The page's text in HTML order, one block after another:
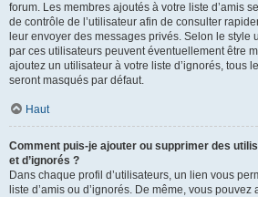
forum. Les membres ajoutés à votre liste d’amis
de contrôle de l’utilisateur afin de consulter
leur envoyer des messages privés. Selon le style
par ces utilisateurs peuvent éventuellement être
ajoutez un utilisateur à votre liste d’ignorés, tous
seront masqués par défaut.
Haut
Comment puis-je ajouter ou supprimer des
et d’ignorés ?
Dans chaque profil d’utilisateurs, un lien vous
liste d’amis ou d’ignorés. De même, vous